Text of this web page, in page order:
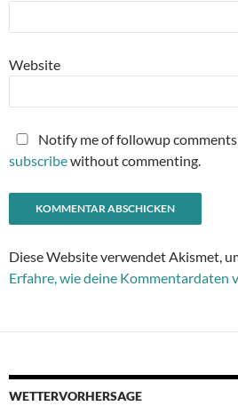
Website
Notify me of followup comments
subscribewithout commenting.
Diese Website verwendet Akismet,
Erfahre, wie deine Kommentardaten
WETTERVORHERSAGE